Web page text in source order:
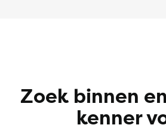
Zoek binnen
kenner